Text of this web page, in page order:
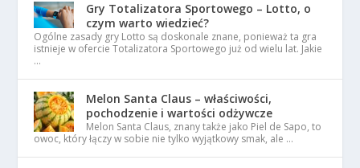
Gry Totalizatora Sportowego – Lotto, o
czym warto wiedzieć?
Ogólne zasady gry Lotto są doskonale znane, ponieważ ta gra
istnieje w ofercie Totalizatora Sportowego już od wielu lat. Jakie
…
Melon Santa Claus – właściwości,
pochodzenie i wartości odżywcze
Melon Santa Claus, znany także jako Piel de Sapo, to
owoc, który łączy w sobie nie tylko wyjątkowy smak, ale …